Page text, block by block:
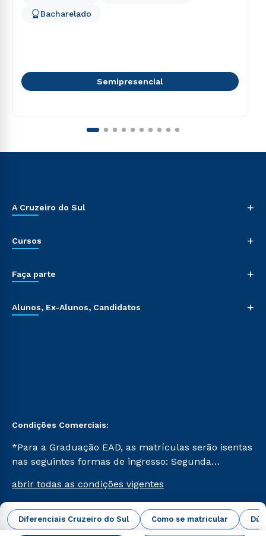
Diferenciais Cruzeiro do Sul Como se matricular
Bacharelado
Semipresencial
A Cruzeiro do Sul +
Cursos +
Faça parte +
Alunos, Ex-Alunos, Candidatos +
Condições Comerciais:
*Para a Graduação EAD, as matrículas serão isentas
nas seguintes formas de ingresso: Segunda
Já para as demais, a taxa de matrícula será de R$
49. *Para a Pós-graduação EAD, as ofertas
mencionadas são referentes aos cursos: Ensino
Religioso, Geografia para a Docência e Metodologia
abrir todas as condições vigentes
Campus Virtual Cruzeiro do Sul Educacional © 2026 -